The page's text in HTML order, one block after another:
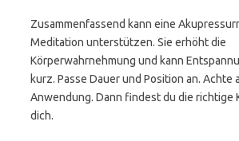
Zusammenfassend kann eine
Meditation unterstützen. Sie erhöht die
Körperwahrnehmung und kann
kurz. Passe Dauer und Position an. Achte
Anwendung. Dann findest du die richtige
dich.